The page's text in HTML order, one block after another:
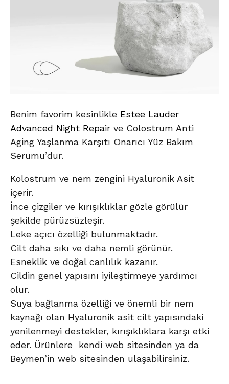
Benim favorim kesinlikle Estee Lauder
Advanced Night Repair ve Colostrum Anti
Aging Yaşlanma Karşıtı Onarıcı Yüz Bakım
Serumu’dur.
Kolostrum ve nem zengini Hyaluronik Asit
içerir.
İnce çizgiler ve kırışıklıklar gözle görülür
şekilde pürüzsüzleşir.
Leke açıcı özelliği bulunmaktadır.
Cilt daha sıkı ve daha nemli görünür.
Esneklik ve doğal canlılık kazanır.
Cildin genel yapısını iyileştirmeye yardımcı
olur.
Suya bağlanma özelliği ve önemli bir nem
kaynağı olan Hyaluronik asit cilt yapısındaki
yenilenmeyi destekler, kırışıklıklara karşı etki
eder. Ürünlere kendi web sitesinden ya da
Beymen’in web sitesinden ulaşabilirsiniz.